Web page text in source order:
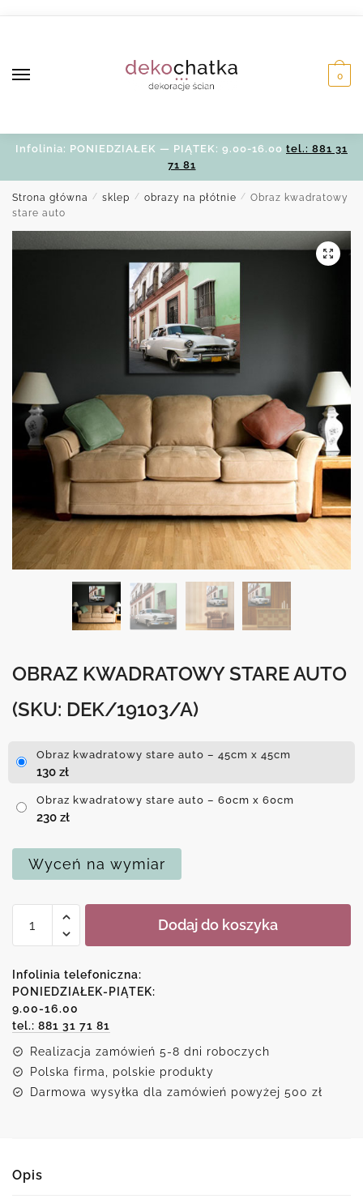
0
Infolinia: PONIEDZIAŁEK — PIĄTEK: 9.00-16.00 tel.: 881 31
71 81
Strona główna / sklep / obrazy na płótnie / Obraz kwadratowy
stare auto
OBRAZ KWADRATOWY STARE AUTO
(SKU: DEK/19103/A)
Obraz kwadratowy stare auto – 45cm x 45cm
130 zł
Obraz kwadratowy stare auto – 60cm x 60cm
230 zł
Wyceń na wymiar
Obraz
stare
auto
Dodaj do koszyka
Infolinia telefoniczna:
PONIEDZIAŁEK-PIĄTEK:
9.00-16.00
tel.: 881 31 71 81
Realizacja zamówień 5-8 dni roboczych
Polska firma, polskie produkty
Darmowa wysyłka dla zamówień powyżej 500 zł
Opis